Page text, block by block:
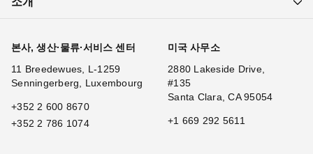
본사, 생산·물류·서비스 센터
11 Breedewues, L-1259
Senningerberg, Luxembourg
+352 2 600 8670
+352 2 786 1074
미국 사무소
2880 Lakeside Drive,
#135
Santa Clara, CA 95054
+1 669 292 5611